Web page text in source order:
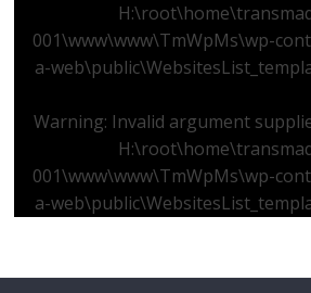
001\www\www\TmWpMs\wp-
a-
Warning: Invalid argument
001\www\www\TmWpMs\wp-
a-